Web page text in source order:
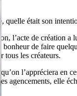
quelle était son
l’acte de création
de faire
tous les créateurs.
l’appréciera en
agencements, elle